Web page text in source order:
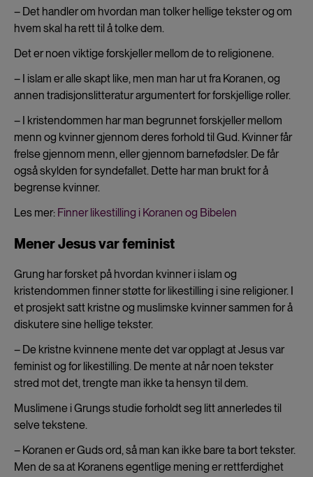
– Det handler om hvordan man tolker hellige tekster og om
hvem skal ha rett til å tolke dem.
Det er noen viktige forskjeller mellom de to religionene.
– I islam er alle skapt like, men man har ut fra Koranen, og
annen tradisjonslitteratur argumentert for forskjellige roller.
– I kristendommen har man begrunnet forskjeller mellom
menn og kvinner gjennom deres forhold til Gud. Kvinner får
frelse gjennom menn, eller gjennom barnefødsler. De får
også skylden for syndefallet. Dette har man brukt for å
begrense kvinner.
Les mer: Finner likestilling i Koranen og Bibelen
Mener Jesus var feminist
Grung har forsket på hvordan kvinner i islam og
kristendommen finner støtte for likestilling i sine religioner. I
et prosjekt satt kristne og muslimske kvinner sammen for å
diskutere sine hellige tekster.
– De kristne kvinnene mente det var opplagt at Jesus var
feminist og for likestilling. De mente at når noen tekster
stred mot det, trengte man ikke ta hensyn til dem.
Muslimene i Grungs studie forholdt seg litt annerledes til
selve tekstene.
– Koranen er Guds ord, så man kan ikke bare ta bort tekster.
Men de sa at Koranens egentlige mening er rettferdighet